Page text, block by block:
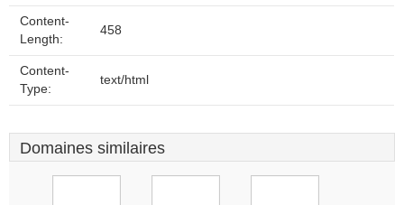
Content-
Length:
458
Content-
Type:
text/html
Domaines similaires